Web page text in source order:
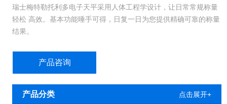
瑞士梅特勒托利多电子天平采用人体工程学设计，让日常常规称量
轻松 高效。基本功能唾手可得，日复一日为您提供精确可靠的称量
结果。
中可以 直观操作，并快速获得结果，而且易于清洁，配有前置水平
产品咨询
产品分类 点击展开+